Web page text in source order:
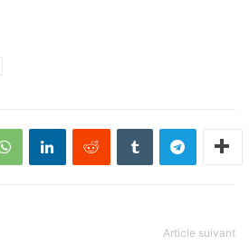
Article suivant